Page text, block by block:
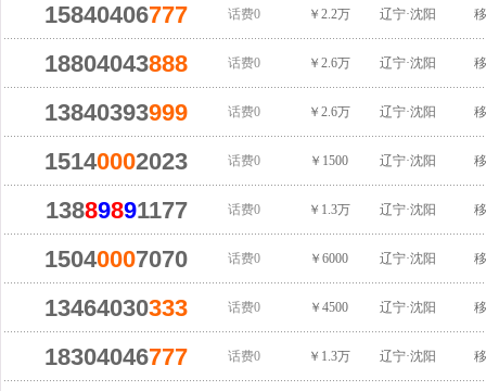
15840406777 话费0 ￥2.2万 辽宁·沈阳
18804043888 话费0 ￥2.6万 辽宁·沈阳
13840393999 话费0 ￥2.6万 辽宁·沈阳
15140002023 话费0 ￥1500 辽宁·沈阳
13889891177 话费0 ￥1.3万 辽宁·沈阳
15040007070 话费0 ￥6000 辽宁·沈阳
13464030333 话费0 ￥4500 辽宁·沈阳
18304046777 话费0 ￥1.3万 辽宁·沈阳